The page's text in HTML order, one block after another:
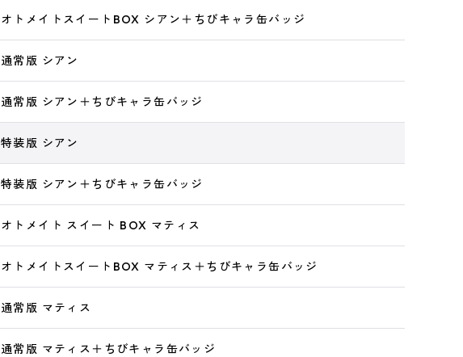
オトメイトスイートBOX シアン＋ちびキャラ缶バッジ
通常版 シアン
通常版 シアン＋ちびキャラ缶バッジ
特装版 シアン
特装版 シアン＋ちびキャラ缶バッジ
オトメイト スイート BOX マティス
オトメイトスイートBOX マティス＋ちびキャラ缶バッジ
通常版 マティス
通常版 マティス＋ちびキャラ缶バッジ